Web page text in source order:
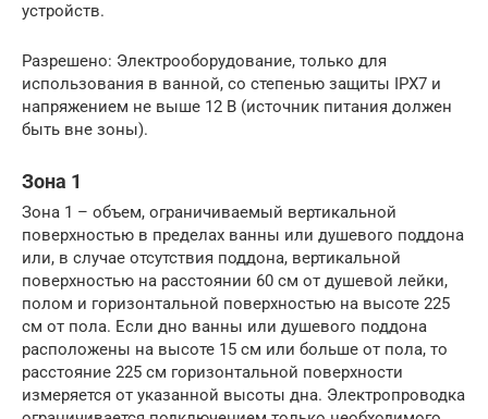
устройств.
Разрешено: Электрооборудование, только для
использования в ванной, со степенью защиты IPX7 и
напряжением не выше 12 В (источник питания должен
быть вне зоны).
Зона 1
Зона 1 – объем, ограничиваемый вертикальной
поверхностью в пределах ванны или душевого поддона
или, в случае отсутствия поддона, вертикальной
поверхностью на расстоянии 60 см от душевой лейки,
полом и горизонтальной поверхностью на высоте 225
см от пола. Если дно ванны или душевого поддона
расположены на высоте 15 см или больше от пола, то
расстояние 225 см горизонтальной поверхности
измеряется от указанной высоты дна. Электропроводка